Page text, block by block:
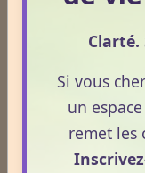
Le Frêne
Clarté.
Si vous
un
remet les